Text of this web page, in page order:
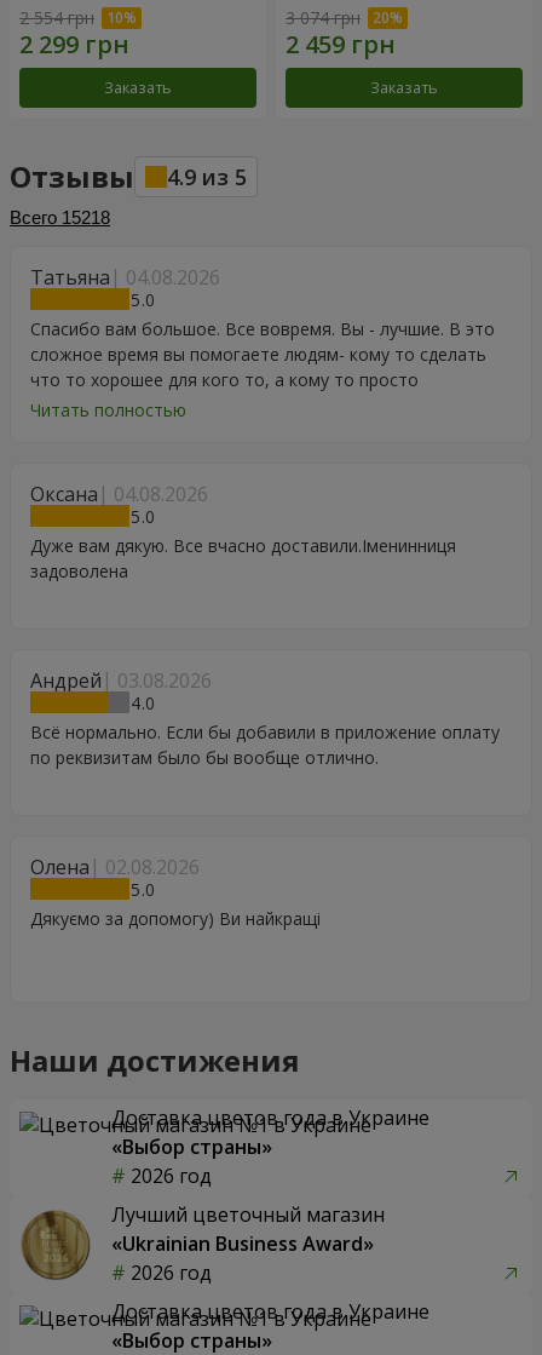
2 554 грн
Заказать
3 074 грн
Заказать
Отзывы 4.9 из 5
Всего 15218
Татьяна 04.08.2026
5
Спасибо вам большое. Все вовремя. Вы - лучшие. В это
сложное время вы помогаете людям- кому то сделать
что то хорошее для кого то, а кому то просто
порадоваться цветам, подарку, тортику, поздравлению.
Читать полностью
Оксана 04.08.2026
5
Дуже вам дякую. Все вчасно доставили.Іменинниця
задоволена
Андрей 03.08.2026
4
Всё нормально. Если бы добавили в приложение оплату
по реквизитам было бы вообще отлично.
Олена 02.08.2026
5
Дякуємо за допомогу) Ви найкращі
Наши достижения
Доставка цветов года в Украине
«Выбор страны»
2026 год
Лучший цветочный магазин
«Ukrainian Business Award»
2026 год
Доставка цветов года в Украине
«Выбор страны»